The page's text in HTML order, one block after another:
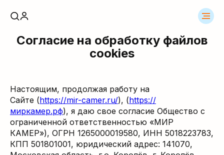
Согласие на обработку файлов
cookies
Настоящим, продолжая работу на
Сайте (https://mir-camer.ru/), (https://
миркамер.рф), я даю свое согласие Общество с
ограниченной ответственностью «МИР
КАМЕР»), ОГРН 1265000019580, ИНН 5018223783,
КПП 501801001, юридический адрес: 141070,